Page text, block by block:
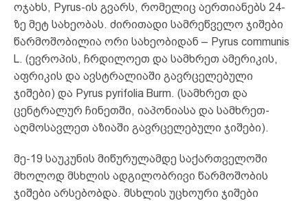
ოჯახს, Pyrus-ის გვარს, რომელიც აერთიანებს 24-
ზე მეტ სახეობას. ძირითადი სამრეწველო ჯიშები
წარმოშობილია ორი სახეობიდან – Pyrus communis
L. (ევროპის, ჩრდილოეთ და სამხრეთ ამერიკის,
აფრიკის და ავსტრალიაში გავრცელებული
ჯიშები) და Pyrus pyrifolia Burm. (სამხრეთ და
ცენტრალურ ჩინეთში, იაპონიასა და სამხრეთ-
აღმოსავლეთ აზიაში გავრცელებული ჯიშები).
მე-19 საუკუნის მიწურულამდე საქართველოში
მხოლოდ მსხლის ადგილობრივი წარმოშობის
ჯიშები არსებობდა. მსხლის უცხოური ჯიშები